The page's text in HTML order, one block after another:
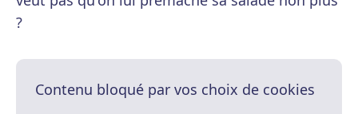
?
Contenu bloqué par vos choix de cookies